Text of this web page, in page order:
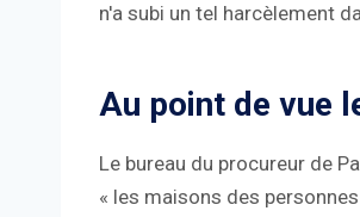
n'a subi un tel harcèlement
Au point de vue
Le bureau du procureur de
« les maisons des